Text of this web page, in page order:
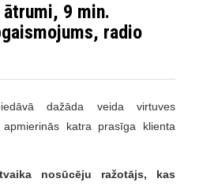
ātrumi, 9 min.
radio
dažāda veida virtuves
katra prasīga klienta
nosūcēju ražotājs, kas